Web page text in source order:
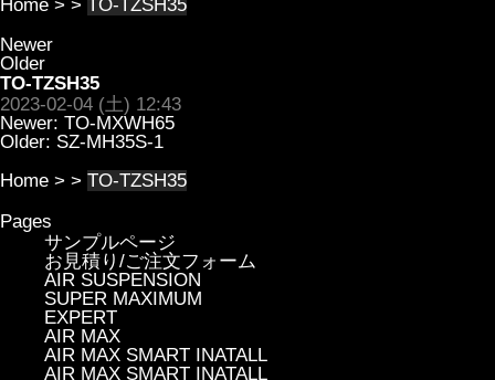
Home > > TO-TZSH35
Newer
Older
TO-TZSH35
2023-02-04 (土) 12:43
Newer: TO-MXWH65
Older: SZ-MH35S-1
Home > > TO-TZSH35
Pages
サンプルページ
お見積り/ご注文フォーム
AIR SUSPENSION
SUPER MAXIMUM
EXPERT
AIR MAX
AIR MAX SMART INATALL
AIR MAX SMART INATALL